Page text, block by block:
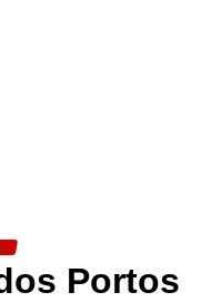
Portos